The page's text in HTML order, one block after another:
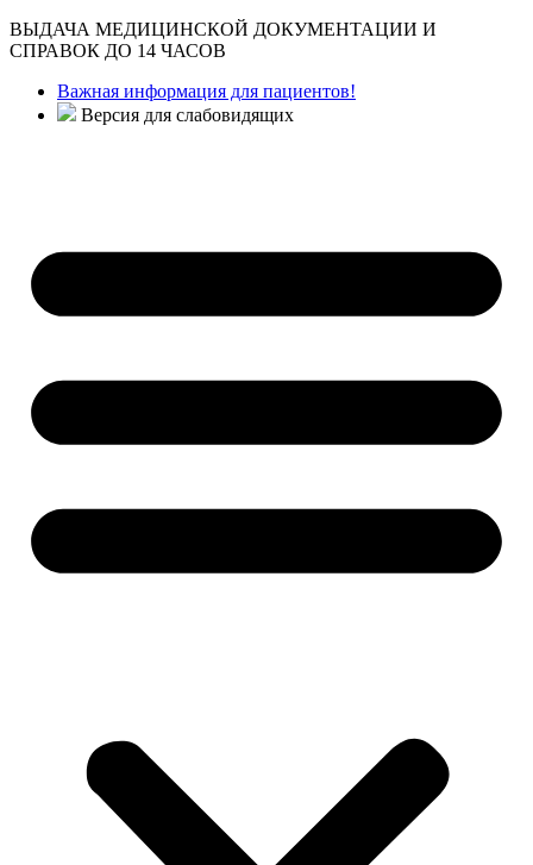
ВЫДАЧА МЕДИЦИНСКОЙ ДОКУМЕНТАЦИИ И
СПРАВОК ДО 14 ЧАСОВ
Важная информация для пациентов!
Версия для слабовидящих